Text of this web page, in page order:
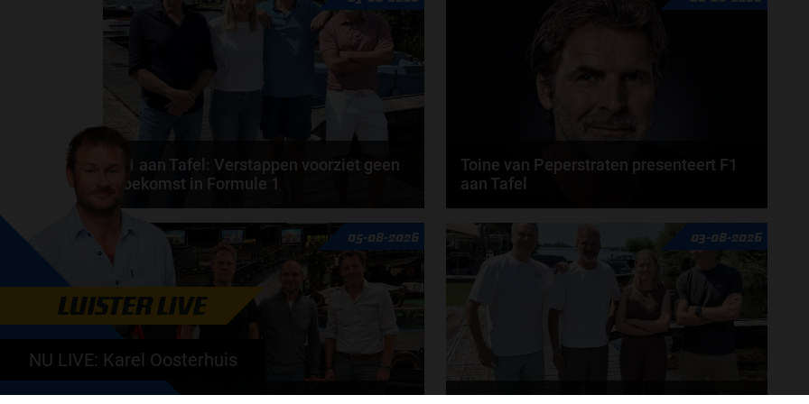
F1 aan Tafel: Verstappen voorziet geen
toekomst in Formule 1
Max Verstappen wil géén Formule 1-team, de FIA en
de motorfabrikanten zaten niet op één lijn en...
Toine van Peperstraten presenteert F1
aan Tafel
Rob van Someren, Beitske Visser en Frans
Verschuur schuiven aan in de nieuwe F1 aan Tafel.
Iedere...
door
05-08-2026 03-08-2026
LUISTER LIVE
NU LIVE: Karel Oosterhuis